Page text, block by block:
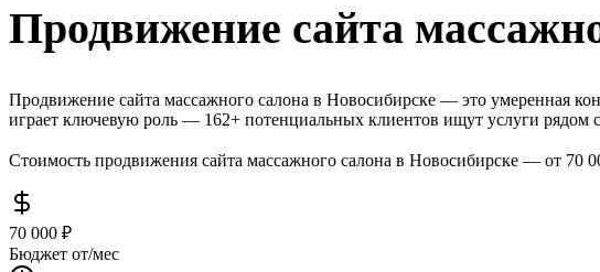
Продвижение сайта
Продвижение сайта массажного салона в Новосибирске — это умеренная
играет ключевую роль — 162+ потенциальных клиентов ищут услуги рядом
Стоимость продвижения сайта массажного салона в Новосибирске — от
70 000 ₽
Бюджет от/мес